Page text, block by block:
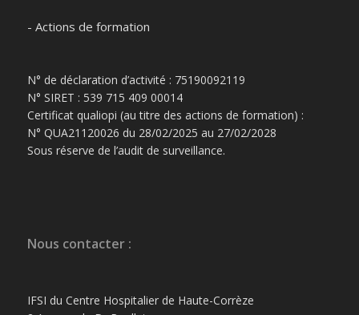
- Actions de formation
N° de déclaration d’activité : 75190092119
N° SIRET : 539 715 409 00014
Certificat qualiopi (au titre des actions de formation) :
N° QUA21120026 du 28/02/2025 au 27/02/2028
Sous réserve de l’audit de surveillance.
Nous contacter :
IFSI du Centre Hospitalier de Haute-Corrèze